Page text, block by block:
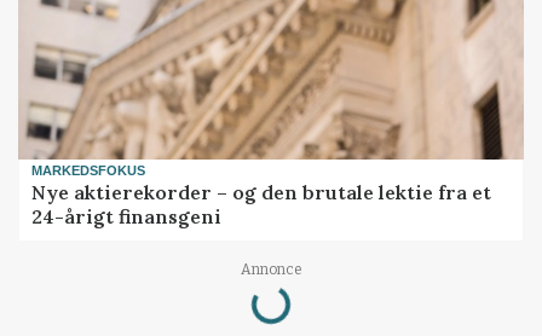
MARKEDSFOKUS
Nye aktierekorder – og den brutale lektie fra et
24-årigt finansgeni
Annonce
Loading...